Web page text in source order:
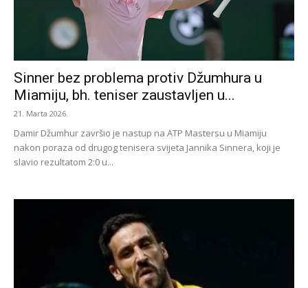
Sinner bez problema protiv Džumhura u
Miamiju, bh. teniser zaustavljen u...
21. Marta 2026.
Damir Džumhur završio je nastup na ATP Mastersu u Miamiju
nakon poraza od drugog tenisera svijeta Jannika Sinnera, koji je
slavio rezultatom 2:0 u...